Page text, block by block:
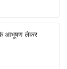
के आभूषण लेकर